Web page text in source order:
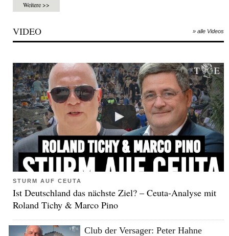
Weitere >>
VIDEO » alle Videos
STURM AUF CEUTA
Ist Deutschland das nächste Ziel? – Ceuta-Analyse mit
Roland Tichy & Marco Pino
Club der Versager: Peter Hahne